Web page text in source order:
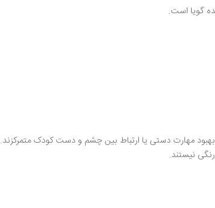
گویا است.
مهارت دستی یا ارتباط بین چشم و دست کودک متمرکزند.
نیستند.